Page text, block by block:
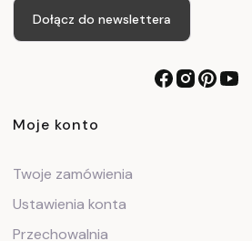
Dołącz do newslettera
Linki w stopce
Moje konto
Twoje zamówienia
Ustawienia konta
Przechowalnia